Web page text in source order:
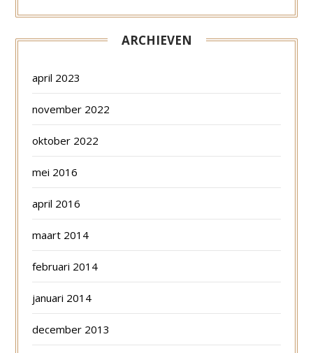
ARCHIEVEN
april 2023
november 2022
oktober 2022
mei 2016
april 2016
maart 2014
februari 2014
januari 2014
december 2013